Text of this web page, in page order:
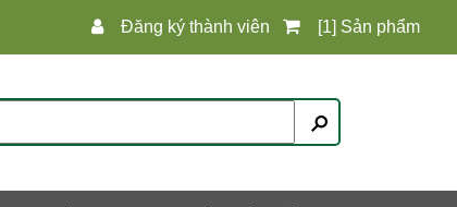
Đăng ký thành viên [1] Sản phẩm